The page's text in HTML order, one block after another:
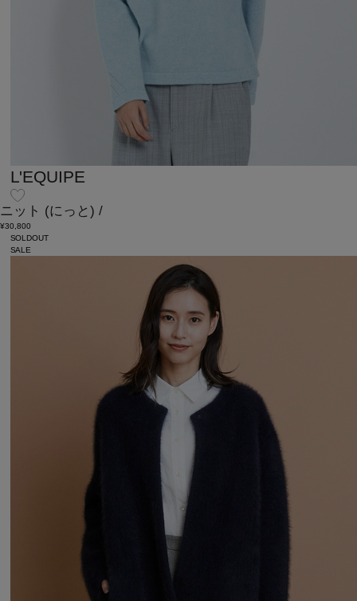
L'EQUIPE
ニット (にっと) /
¥30,800
SOLDOUT
SALE